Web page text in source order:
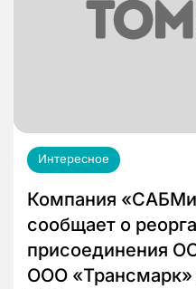
Интересное
Компания
сообщает о
присоединения
ООО